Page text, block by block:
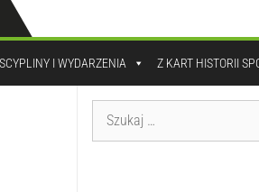
I WYDARZENIA Z KART HISTORII